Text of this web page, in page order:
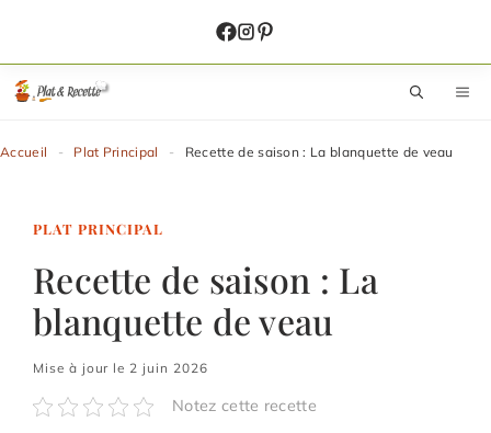
contenu
Accueil - Plat Principal - Recette de saison : La blanquette de veau
PLAT PRINCIPAL
Recette de saison : La
blanquette de veau
Mise à jour le 2 juin 2026
Notez cette recette